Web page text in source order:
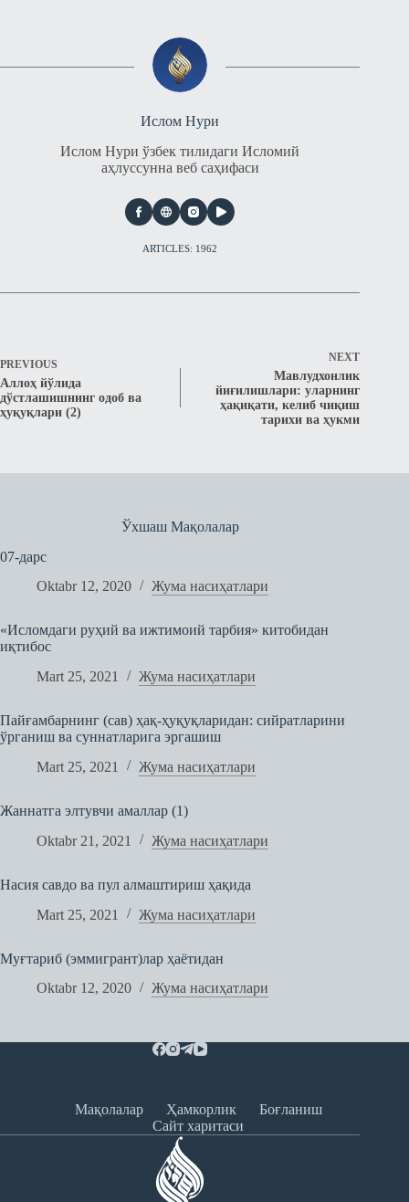
Ислом Нури
Ислом Нури ўзбек тилидаги Исломий
аҳлуссунна веб саҳифаси
ARTICLES: 1962
PREVIOUS
Аллоҳ йўлида
дўстлашишнинг одоб ва
ҳуқуқлари (2)
NEXT
Мавлудхонлик
йиғилишлари: уларнинг
ҳақиқати, келиб чиқиш
тарихи ва ҳукми
Ўхшаш Мақолалар
07-дарс
Oktabr 12, 2020
Жума насиҳатлари
«Исломдаги руҳий ва ижтимоий тарбия» китобидан
иқтибос
Mart 25, 2021
Жума насиҳатлари
Пайғамбарнинг (сав) ҳақ-ҳуқуқларидан: сийратларини
ўрганиш ва суннатларига эргашиш
Mart 25, 2021
Жума насиҳатлари
Жаннатга элтувчи амаллар (1)
Oktabr 21, 2021
Жума насиҳатлари
Насия савдо ва пул алмаштириш ҳақида
Mart 25, 2021
Жума насиҳатлари
Муғтариб (эммигрант)лар ҳаётидан
Oktabr 12, 2020
Жума насиҳатлари
Мақолалар Ҳамкорлик
Боғланиш
Сайт харитаси